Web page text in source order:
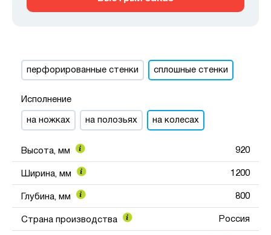
перфорированные стенки сплошные стенки
Исполнение
на ножках на полозьях на колесах
Высота, мм 920
Ширина, мм 1200
Глубина, мм 800
Страна производства Россия